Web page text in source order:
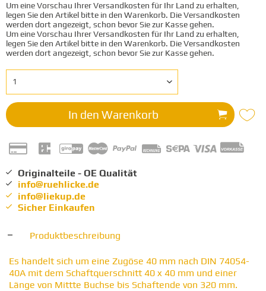
Um eine Vorschau Ihrer Versandkosten für Ihr Land zu erhalten,
legen Sie den Artikel bitte in den Warenkorb. Die Versandkosten
werden dort angezeigt, schon bevor Sie zur Kasse gehen.
Um eine Vorschau Ihrer Versandkosten für Ihr Land zu erhalten,
legen Sie den Artikel bitte in den Warenkorb. Die Versandkosten
werden dort angezeigt, schon bevor Sie zur Kasse gehen.
In den Warenkorb
Originalteile - OE Qualität
info@ruehlicke.de
info@liekup.de
Sicher Einkaufen
Produktbeschreibung
Es handelt sich um eine Zugöse 40 mm nach DIN 74054-
40A mit dem Schaftquerschnitt 40 x 40 mm und einer
Länge von Mittte Buchse bis Schaftende von 320 mm.